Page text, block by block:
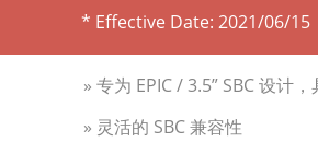
* Effective Date: 2021/06/15
» 专为 EPIC / 3.5” SBC 设计
» 灵活的 SBC 兼容性